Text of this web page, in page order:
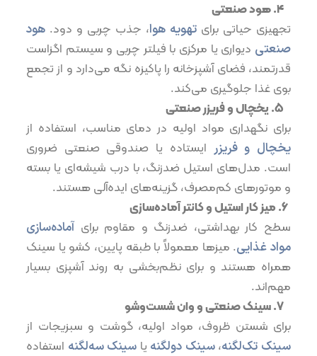
تجهیزی حیاتی برای تهویه هوا، جذب چربی و دود. هود
صنعتی دیواری یا مرکزی با فیلتر چربی و سیستم اگزاست
قدرتمند، فضای آشپزخانه را پاکیزه نگه می‌دارد و از تجمع
بوی غذا جلوگیری می‌کند.
برای نگهداری مواد اولیه در دمای مناسب، استفاده از
یخچال و فریزر ایستاده یا صندوقی صنعتی ضروری
است. مدل‌های استیل ضدزنگ، با درب شیشه‌ای یا بسته
و موتورهای کم‌مصرف، گزینه‌های ایده‌آلی هستند.
۶.⁠ ⁠میز کار استیل و کانتر آماده‌سازی
سطح کار بهداشتی، ضدزنگ و مقاوم برای آماده‌سازی
مواد غذایی. میزها معمولاً با طبقه پایین، کشو یا سینک
همراه هستند و برای نظم‌بخشی به روند آشپزی بسیار
مهم‌اند.
برای شستن ظروف، مواد اولیه، گوشت و سبزیجات از
سینک تک‌لگنه،سینک دولگنه یا سینک سه‌لگنه استفاده